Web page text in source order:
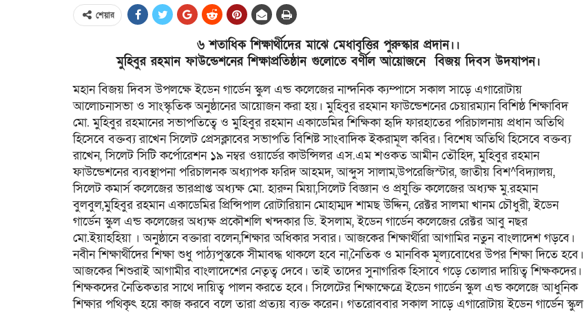
শেয়ার
৬ শতাধিক শিক্ষার্থীদের মাঝে মেধাবৃত্তির পুরুস্কার প্রদান।।
মুহিবুর রহমান ফাউন্ডেশনের শিক্ষাপ্রতিষ্ঠান গুলোতে বর্ণীল আয়োজনেবিজয় দিবস উদযাপন।
মহান বিজয় দিবস উপলক্ষে ইডেন গার্ডেন স্কুল এন্ড কলেজের নান্দনিক ক্যম্পাসে সকাল সাড়ে এগারোটায়
আলোচনাসভা ও সাংস্কৃতিক অনুষ্ঠানের আয়োজন করা হয়। মুহিবুর রহমান ফাউন্ডেশনের চেয়ারম্যান বিশিষ্ঠ শিক্ষাবিদ
মো. মুহিবুর রহমানের সভাপতিত্বে ও মুহিবুর রহমান একাডেমির শিক্ষিকা হৃদি ফারহাতের পরিচালনায় প্রধান অতিথি
হিসেবে বক্তব্য রাখেন সিলেট প্রেসক্লাবের সভাপতি বিশিষ্ট সাংবাদিক ইকরামূল কবির। বিশেষ অতিথি হিসেবে বক্তব্য
রাখেন, সিলেট সিটি কর্পোরেশন ১৯ নম্বর ওয়ার্ডের কাউন্সিলর এস.এম শওকত আমীন তৌহিদ, মুহিবুর রহমান
ফাউন্ডেশনের ব্যবস্থাপনা পরিচালনক অধ্যাপক ফরিদ আহমদ, আব্দুস সালাম,উপরেজিস্টার, জাতীয় বিশ^বিদ্যালয়,
সিলেট কমার্স কলেজের ভারপ্রাপ্ত অধ্যক্ষ মো. হারুন মিয়া,সিলেট বিজ্ঞান ও প্রযুক্তি কলেজের অধ্যক্ষ মু.রহমান
বুলবুল,মুহিবুর রহমান একাডেমির প্রিন্সিপাল রোটারিয়ান মোহাম্মদ শামছ উদ্দিন, রেক্টর সালমা খানম চৌধুরী, ইডেন
গার্ডেন স্কুল এন্ড কলেজের অধ্যক্ষ প্রকৌশলি খন্দকার ডি. ইসলাম, ইডেন গার্ডেন কলেজের রেক্টর আবু নছর
মো.ইয়াহহিয়া । অনুষ্ঠানে বক্তারা বলেন,শিক্ষার অধিকার সবার। আজকের শিক্ষার্থীরা আগামির নতুন বাংলাদেশ গড়বে।
নবীন শিক্ষার্থীদের শিক্ষা শুধু পাঠ্যপুস্তকে সীমাবদ্ধ থাকলে হবে না,নৈতিক ও মানবিক মূল্যবোধের উপর শিক্ষা দিতে হবে।
আজকের শিশুরাই আগামীর বাংলাদেশের নেতৃত্ব দেবে। তাই তাদের সুনাগরিক হিসাবে গড়ে তোলার দায়িত্ব শিক্ষকদের।
শিক্ষকদের নৈতিকতার সাথে দায়িত্ব পালন করতে হবে। সিলেটের শিক্ষাক্ষেত্রে ইডেন গার্ডেন স্কুল এন্ড কলেজে আধুনিক
শিক্ষার পথিকৃৎ হয়ে কাজ করবে বলে তারা প্রত্যয় ব্যক্ত করেন। গতরোববার সকাল সাড়ে এগারোটায় ইডেন গার্ডেন স্কুল